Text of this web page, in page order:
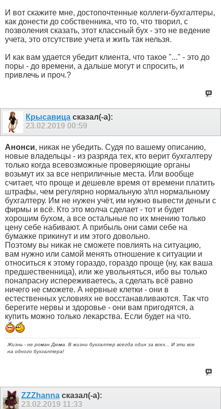
И вот скажите мне, достопочтенные коллеги-бухгалтеры,
как донести до собственника, что то, что творил, с
позволения сказать, этот классный бух - это не ведение
учета, это отсутствие учета и жить так нельзя.
И как вам удается убедит клиента, что такое "..." - это до
поры - до времени, а дальше могут и спросить, и
привлечь и проч.?
Крысавица сказал(-а):
23.02.2019 00:59
Анонси, никак не убедить. Судя по вашему описанию,
новые владельцы - из разряда тех, кто верит бухгалтеру
только когда всевозможные проверяющие органы
возьмут их за все неприличные места. Или вообще
считает, что проще и дешевле время от времени платить
штрафы, чем регулярно нормальную з/пл нормальному
бухгалтеру. Им не нужен учёт, им нужно вывести деньги с
фирмы и всё. Кто это молча сделает - тот и будет
хорошим бухом, а все остальные по их мнению только
цену себе набивают. А прибыль они сами себе на
бумажке прикинут и им этого довольно.
Поэтому вы никак не сможете повлиять на ситуацию,
вам нужно или самой менять отношение к ситуации и
относиться к этому гораздо, гораздо проще (ну, как ваша
предшественница), или же увольняться, ибо вы только
понапрасну испереживаетесь, а сделать всё равно
ничего не сможете. А нервные клетки - они в
естественных условиях не восстанавливаются. Так что
берегите нервы и здоровье - они вам пригодятся, а
купить можно только лекарства. Если будет на что.
Жизнь - не роман Дюма. В жизни бухгалтер всегда один за всех... И эти все
на одного бухгалтера!
ZZZhannaсказал(-а):
23.02.2019 11:33